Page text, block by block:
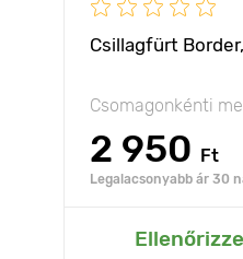
Csillagfürt
Csomagonkénti
2 950 Ft
Legalacsonyabb ár 30